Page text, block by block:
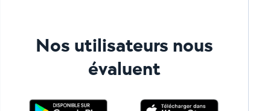
Nos utilisateurs nous
évaluent